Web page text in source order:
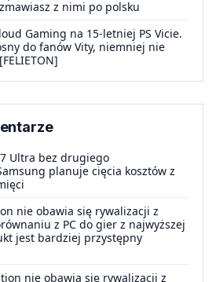
z nimi po polsku
Gaming na 15-letniej PS Vicie.
do fanów Vity, niemniej nie
Ultra bez drugiego
planuje cięcia kosztów z
nie obawia się rywalizacji z
z PC do gier z najwyższej
jest bardziej przystępny
nie obawia się rywalizacji z